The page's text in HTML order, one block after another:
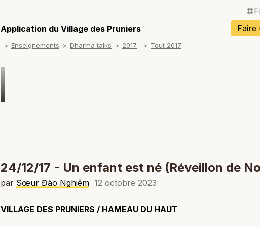
English /
Application du Village des Pruniers Faire
Enseignements Dharma talks 2017 Tout 2017
24/12/17 - Un enfant est né (Réveillon de
par Sœur Đào Nghiêm 12 octobre 2023
VILLAGE DES PRUNIERS / HAMEAU DU HAUT